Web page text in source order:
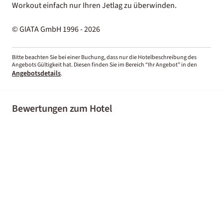
Workout einfach nur Ihren Jetlag zu überwinden.
© GIATA GmbH 1996 - 2026
Bitte beachten Sie bei einer Buchung, dass nur die Hotelbeschreibung des
Angebots Gültigkeit hat. Diesen finden Sie im Bereich “Ihr Angebot” in den
Angebotsdetails.
Bewertungen zum Hotel